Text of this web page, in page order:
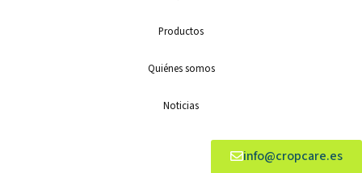
Productos
Quiénes somos
Noticias
info@cropcare.es